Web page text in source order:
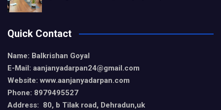
Quick Contact
Name: Balkrishan Goyal
E-Mail: aanjanyadarpan24@gmail.com
Website: www.aanjanyadarpan.com
Phone: 8979495527
Address: 80, b Tilak road, Dehradun,uk